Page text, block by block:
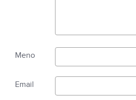
Meno
Email